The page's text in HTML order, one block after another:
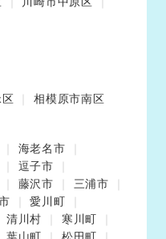
相模原市南区
海老名市
逗子市
藤沢市
三浦市
愛川町
清川村
寒川町